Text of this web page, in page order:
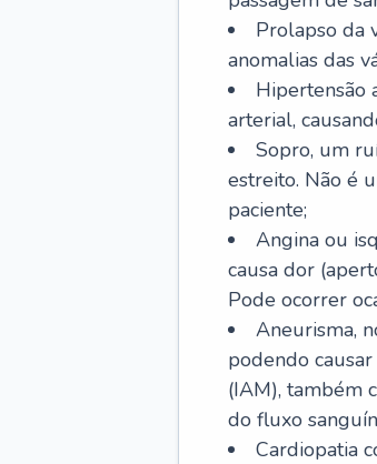
Prolapso da
anomalias das
Hipertensão
arterial,
Sopro, um
estreito. Não é
paciente;
Angina ou
causa dor
Pode ocorrer
Aneurisma,
podendo
(IAM), também
do fluxo
Cardiopatia